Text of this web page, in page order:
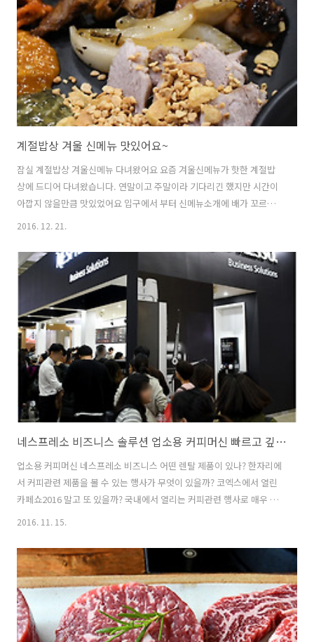
겠습니다. 잠실에서 차로 40분정도 달려 도착한 별내 맛집이였습니다.
전에 스테이크9 다녀오면서 좋았던 스테이크 맛 때문에 그 2층이라고 해
서 금..
계절밥상 겨울 신메뉴 맛있어요~
잠실 계절밥상 겨울신메뉴 다녀왔어요 요즘 겨울신메뉴가 핫한 계절밥
상에 드디어 다녀왔습니다. 연말이고 주말이라 기다리긴 했지만 시간이
아깝지 않을만큼 맛있었어요 입구에서 부터 신메뉴소개에 배가 꼬르
륵...샐러드를 시작으로 한바퀴 돌아볼까요겨울신메뉴 상큼마시금치채
병아리콩 두부 허머스정말 맛있었던 얼큰 낙지소고기 전골!!매운걸 못먹
어서 걱정했는데 적당히 얼큰한 맛이라 좋았어요 겨울엔 이런 뜨끈뜨끈
한 전골을 먹어야해요그리고 겨울신메뉴 황금마늘보쌈 마늘장에 바삭황
금바늘을 얹어서 먹으니 금상첨화!! 너무 맛있어서 계속 먹었네요.. 그리
고 내사랑 고기고기! 매콤돼지직화구이!!토마토왕교자 탕수도 엄지척!
왕교자도 원래 맛있는데 이렇게 먹으니 더 맛있..
2016. 12. 21.
네스프레소 비즈니스 솔루션 업소용 커피머신 빠르고 깊이 있는 커피머신 렌탈
업소용 커피머신 네스프레소 비즈니스 어떤 렌탈 제품이 있나? 한자리에
서 커피관련 제품을 볼 수 있는 행사가 무엇이 있을까? 코엑스에서 열린
카페쇼2016 말고 또 있을까? 국내에서 열리는 커피관련 행사로 매우 큰
행사입니다. 기업용 커피머신 부터 일반 가정에서 쓰이는 제품까지 다양
즈니스행사도 열립니다. 일반인에게도 열려 있는 2016 카페쇼는 커피 시
음과 관련제품을 만나보고 구매할 수 있는 좋은 기회의 장입니다. 평소
관심있는 브랜드라면 네스프레소 비즈니스솔루션에 대해서 알아보았습
니다. 회사 사장님이 복지혜택을 위해서 업소용 커피머신을 구매하여 두
었습니다. 그래서 그런지 평소 눈여겨 보던 네스프레소 비즈니스솔루션
을 쉽게 이해할 수 있었..
2016. 11. 15.